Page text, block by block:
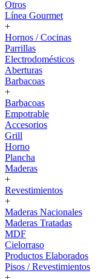
Otros
Línea Gourmet
+
Hornos / Cocinas
Parrillas
Electrodomésticos
Aberturas
Barbacoas
+
Barbacoas
Empotrable
Accesorios
Grill
Horno
Plancha
Maderas
+
Revestimientos
+
Maderas Nacionales
Maderas Tratadas
MDF
Cielorraso
Productos Elaborados
Pisos / Revestimientos